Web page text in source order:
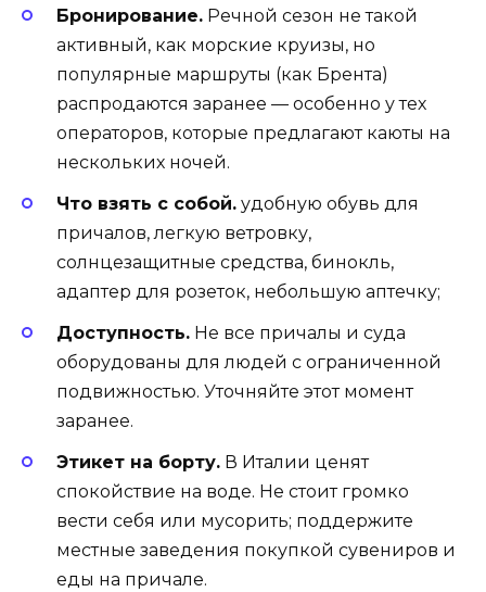
Бронирование. Речной сезон не такой
активный, как морские круизы, но
популярные маршруты (как Брента)
распродаются заранее — особенно у тех
операторов, которые предлагают каюты на
нескольких ночей.
Что взять с собой. удобную обувь для
причалов, легкую ветровку,
солнцезащитные средства, бинокль,
адаптер для розеток, небольшую аптечку;
Доступность. Не все причалы и суда
оборудованы для людей с ограниченной
подвижностью. Уточняйте этот момент
заранее.
Этикет на борту. В Италии ценят
спокойствие на воде. Не стоит громко
вести себя или мусорить; поддержите
местные заведения покупкой сувениров и
еды на причале.